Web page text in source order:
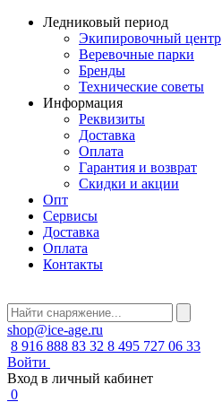
Ледниковый период
Экипировочный центр
Веревочные парки
Бренды
Технические советы
Информация
Реквизиты
Доставка
Оплата
Гарантия и возврат
Скидки и акции
Опт
Сервисы
Доставка
Оплата
Контакты
shop@ice-age.ru
8 916 888 83 32 8 495 727 06 33
Войти
Вход в личный кабинет
0